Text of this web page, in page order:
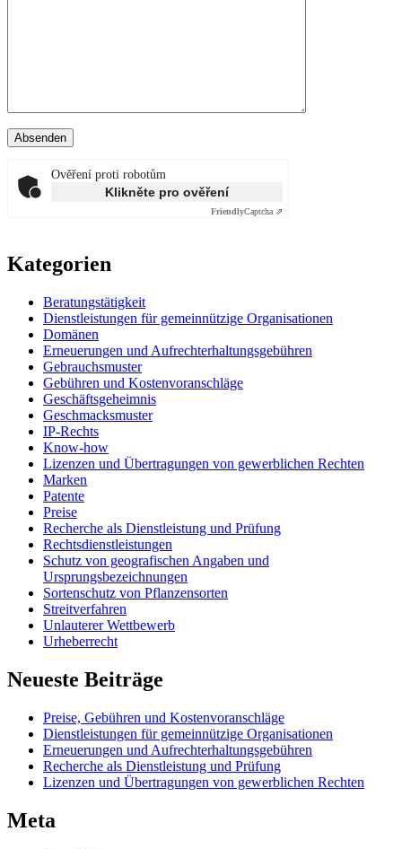
Ověření proti robotům
Klikněte pro ověření
FriendlyCaptcha ⇗
Kategorien
Beratungstätigkeit
Dienstleistungen für gemeinnützige Organisationen
Domänen
Erneuerungen und Aufrechterhaltungsgebühren
Gebrauchsmuster
Gebühren und Kostenvoranschläge
Geschäftsgeheimnis
Geschmacksmuster
IP-Rechts
Know-how
Lizenzen und Übertragungen von gewerblichen Rechten
Marken
Patente
Preise
Recherche als Dienstleistung und Prüfung
Rechtsdienstleistungen
Schutz von geografischen Angaben und
Ursprungsbezeichnungen
Sortenschutz von Pflanzensorten
Streitverfahren
Unlauterer Wettbewerb
Urheberrecht
Neueste Beiträge
Preise, Gebühren und Kostenvoranschläge
Dienstleistungen für gemeinnützige Organisationen
Erneuerungen und Aufrechterhaltungsgebühren
Recherche als Dienstleistung und Prüfung
Lizenzen und Übertragungen von gewerblichen Rechten
Meta